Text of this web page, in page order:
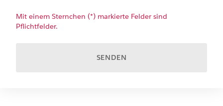
Mit einem Sternchen (*) markierte Felder sind
Pflichtfelder.
SENDEN